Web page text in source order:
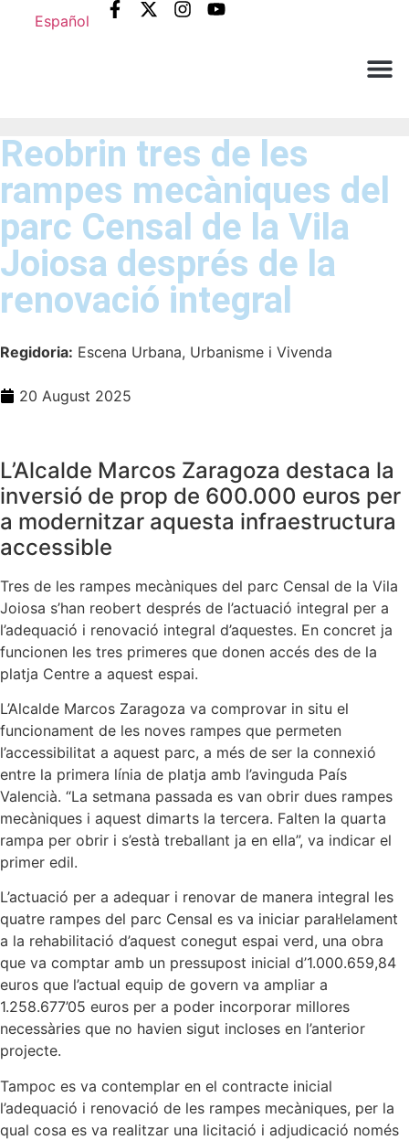
Español
Reobrin tres de les
rampes mecàniques del
parc Censal de la Vila
Joiosa després de la
renovació integral
Regidoria: Escena Urbana, Urbanisme i Vivenda
20 August 2025
L’Alcalde Marcos Zaragoza destaca la
inversió de prop de 600.000 euros per
a modernitzar aquesta infraestructura
accessible
Tres de les rampes mecàniques del parc Censal de la Vila
Joiosa s’han reobert després de l’actuació integral per a
l’adequació i renovació integral d’aquestes. En concret ja
funcionen les tres primeres que donen accés des de la
platja Centre a aquest espai.
L’Alcalde Marcos Zaragoza va comprovar in situ el
funcionament de les noves rampes que permeten
l’accessibilitat a aquest parc, a més de ser la connexió
entre la primera línia de platja amb l’avinguda País
Valencià. “La setmana passada es van obrir dues rampes
mecàniques i aquest dimarts la tercera. Falten la quarta
rampa per obrir i s’està treballant ja en ella”, va indicar el
primer edil.
L’actuació per a adequar i renovar de manera integral les
quatre rampes del parc Censal es va iniciar paral·lelament
a la rehabilitació d’aquest conegut espai verd, una obra
que va comptar amb un pressupost inicial d’1.000.659,84
euros que l’actual equip de govern va ampliar a
1.258.677’05 euros per a poder incorporar millores
necessàries que no havien sigut incloses en l’anterior
projecte.
Tampoc es va contemplar en el contracte inicial
l’adequació i renovació de les rampes mecàniques, per la
qual cosa es va realitzar una licitació i adjudicació només